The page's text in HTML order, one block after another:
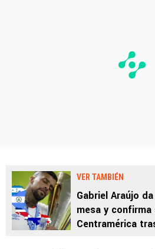
VER TAMBIÉN
Gabriel Araújo
mesa y confirma
Centramérica